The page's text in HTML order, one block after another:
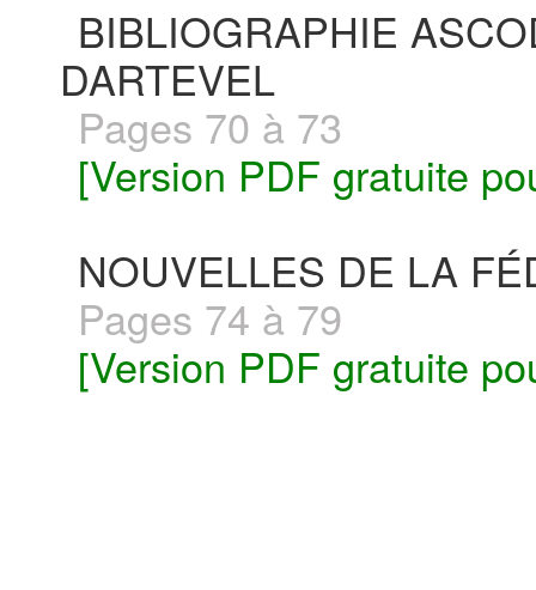
BIBLIOGRAPHIE
DARTEVEL
Pages 70 à 73
[Version PDF gratuite
NOUVELLES DE LA
Pages 74 à 79
[Version PDF gratuite